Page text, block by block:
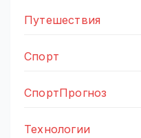
Путешествия
Спорт
СпортПрогноз
Технологии